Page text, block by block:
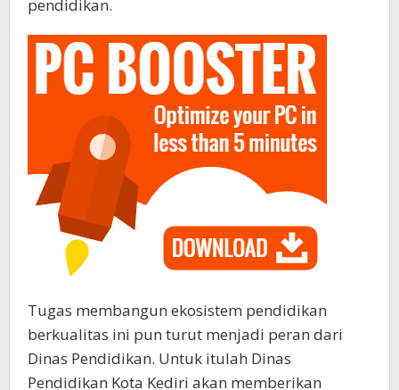
pendidikan.
Tugas membangun ekosistem pendidikan
berkualitas ini pun turut menjadi peran dari
Dinas Pendidikan. Untuk itulah Dinas
Pendidikan Kota Kediri akan memberikan